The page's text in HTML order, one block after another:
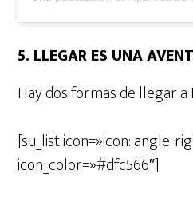
5. LLEGAR ES UNA
Hay dos formas de llegar a
[su_list icon=»icon: angle-
icon_color=»#dfc566″]